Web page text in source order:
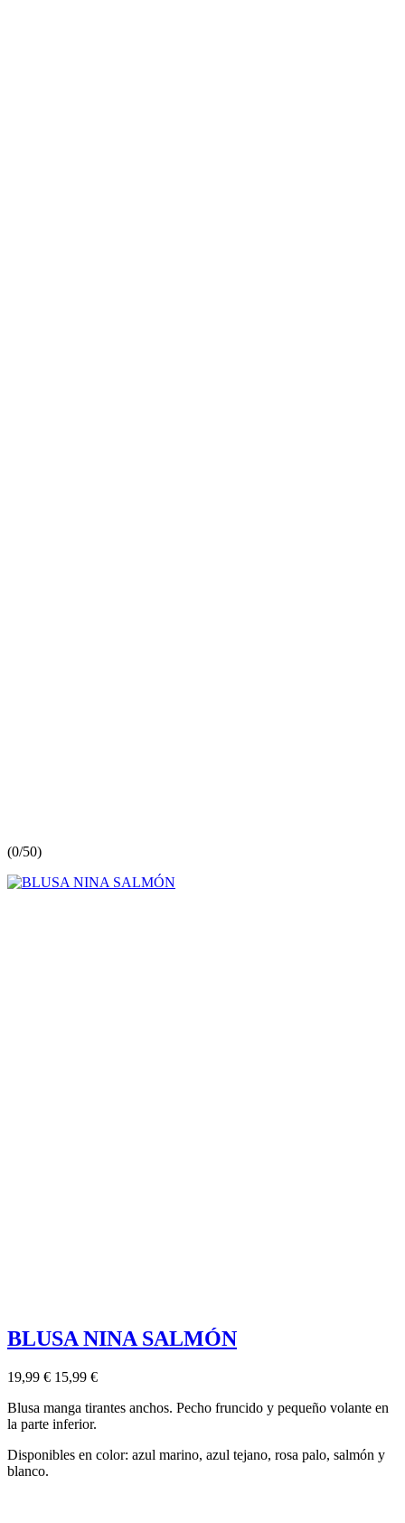
(0/50)
BLUSA NINA SALMÓN
19,99 € 15,99 €
Blusa manga tirantes anchos. Pecho fruncido y pequeño volante en
la parte inferior.
Disponibles en color: azul marino, azul tejano, rosa palo, salmón y
blanco.